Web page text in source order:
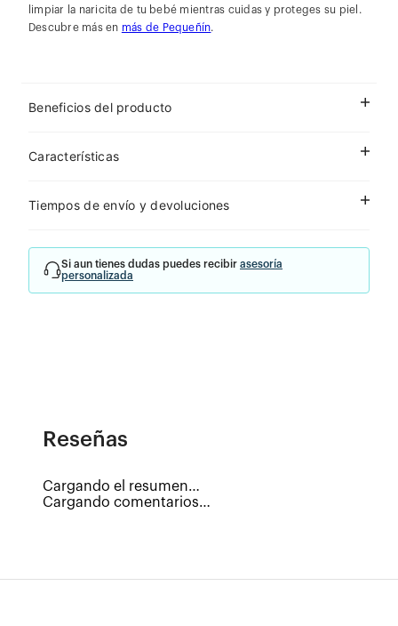
limpiar la naricita de tu bebé mientras cuidas y proteges su piel.
Descubre más en más de Pequeñín.
Beneficios del producto
Características
Tiempos de envío y devoluciones
Si aun tienes dudas puedes recibir asesoría
personalizada
Reseñas
Cargando el resumen…
Cargando comentarios…